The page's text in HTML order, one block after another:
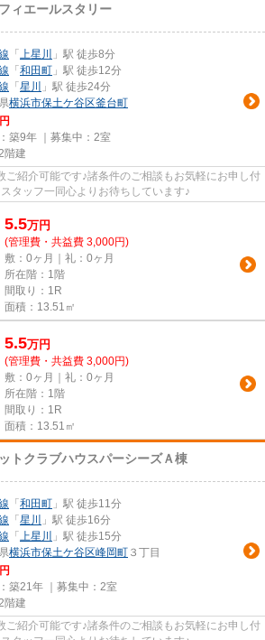
ィエールスタリー
「 上星川
」駅 徒歩8分
「 和田町 」駅 徒歩12分
「 星川
」駅 徒歩24分
横浜市保土ケ谷区釜台町
築9年 ｜募集中： 2室
階建
ご紹介可能です♪諸条件のご相談もお気軽にお申し付
タッフ一同心よりお待ちしています♪
5.5万円
(管理費・共益費 3,000円)
敷：0ヶ月｜礼：0ヶ月
所在階：1階
間取り：1R
面積：13.51㎡
5.5万円
(管理費・共益費 3,000円)
敷：0ヶ月｜礼：0ヶ月
所在階：1階
間取り：1R
面積：13.51㎡
トクラブハウスパーシーズＡ棟
「 和田町 」駅 徒歩11分
「 星川
」駅 徒歩16分
「 上星川
」駅 徒歩15分
横浜市保土ケ谷区峰岡町 ３丁目
築21年 ｜募集中： 2室
階建
ご紹介可能です♪諸条件のご相談もお気軽にお申し付